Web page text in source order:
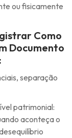
ou fisicamente
Como
Documento
separação
patrimonial:
aconteça o